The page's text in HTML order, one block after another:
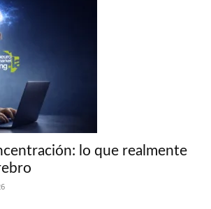
lo que realmente